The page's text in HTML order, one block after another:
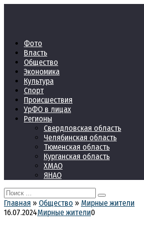
Фото
Власть
Общество
Экономика
Культура
Спорт
Происшествия
УрФО в лицах
Регионы
Свердловская область
Челябинская область
Тюменская область
Курганская область
ХМАО
ЯНАО
Search
for:
Главная » Общество » Мирные жители
16.07.2024Мирные жители0